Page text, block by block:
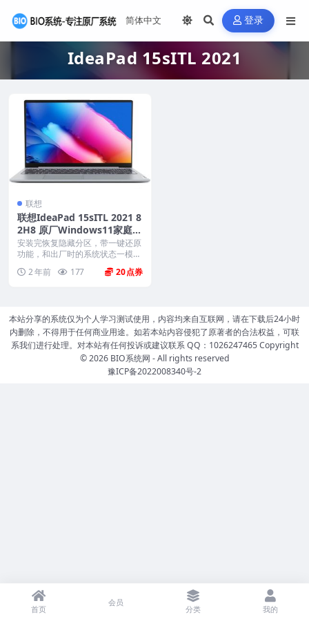
登录
IdeaPad 15sITL 2021
联想
联想IdeaPad 15sITL 2021 8
2H8 原厂Windows11家庭版
oem系统镜像下载
安装完恢复隐藏分区，带一键还原
功能，和出厂时的系统状态一模一
2 年前 177 20
本站分享的系统仅为个人学习测试使用，内容均来自互联网，请在下载后24小时
内删除，不得用于任何商业用途。如若本站内容侵犯了原著者的合法权益，可联
系我们进行处理。对本站有任何投诉或建议联系 QQ：1026247465 Copyright
© 2026 BIO系统网 - All rights reserved
豫ICP备2022008340号-2
首页
会员
分类 我的